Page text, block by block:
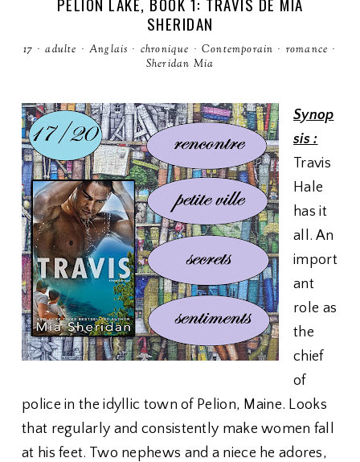
SHERIDAN
17 · adulte · Anglais · chronique · Contemporain · romance ·
Sheridan Mia
Synop
sis :
Travis
Hale
has it
all. An
import
ant
role as
the
chief
of
police in the idyllic town of Pelion, Maine. Looks
that regularly and consistently make women fall
at his feet. Two nephews and a niece he adores,